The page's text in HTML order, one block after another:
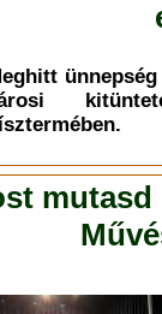
mutasd